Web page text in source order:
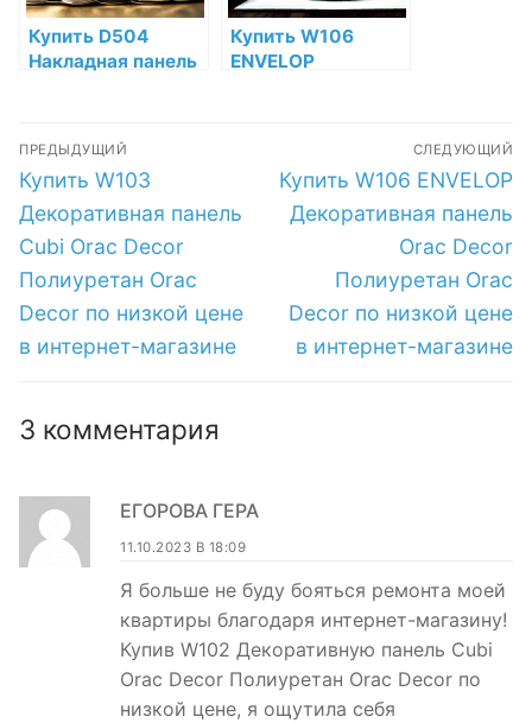
Купить D504
Накладная панель
низкой цене в
интернет-
магазине
Купить W106
ENVELOP
цене в интернет-
магазине
Навигация
по
записям
ПРЕДЫДУЩИЙ
Предыдущая
запись:
Купить W103
Декоративная панель
Cubi Orac Decor
Полиуретан Orac
Decor по низкой цене
в интернет-магазине
СЛЕДУЮЩИЙ
Следующая
запись:
Купить W106 ENVELOP
Декоративная панель
Orac Decor
Полиуретан Orac
Decor по низкой цене
в интернет-магазине
3 комментария
ЕГОРОВА ГЕРА
11.10.2023 В 18:09
Я больше не буду бояться ремонта моей
квартиры благодаря интернет-магазину!
Купив W102 Декоративную панель Cubi
Orac Decor Полиуретан Orac Decor по
низкой цене, я ощутила себя